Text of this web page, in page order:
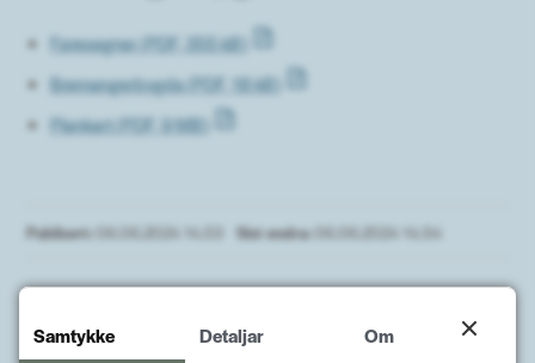
Føresegner(PDF, 355 kB)
Bremangerbygda(PDF, 18 kB)
Plankart(PDF, 9 MB)
Publisert 06.06.2024 14.53 Sist endra 06.06.2024 14.54
Samtykke Detaljar
Om